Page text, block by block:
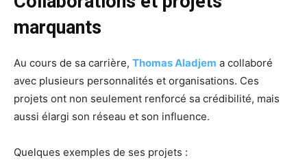
marquants
Au cours de sa carrière, Thomas Aladjem a collaboré
avec plusieurs personnalités et organisations. Ces
projets ont non seulement renforcé sa crédibilité, mais
aussi élargi son réseau et son influence.
Quelques exemples de ses projets :